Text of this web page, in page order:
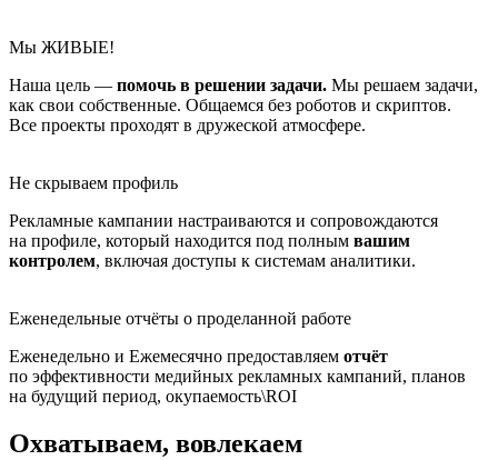
Мы ЖИВЫЕ!
Наша цель — помочь в решении задачи. Мы решаем задачи,
как свои собственные. Общаемся без роботов и скриптов.
Все проекты проходят в дружеской атмосфере.
Не скрываем профиль
Рекламные кампании настраиваются и сопровождаются
на профиле, который находится под полным вашим
контролем, включая доступы к системам аналитики.
Еженедельные отчёты о проделанной работе
Еженедельно и Ежемесячно предоставляем отчёт
по эффективности медийных рекламных кампаний, планов
на будущий период, окупаемость\ROI
Охватываем, вовлекаем